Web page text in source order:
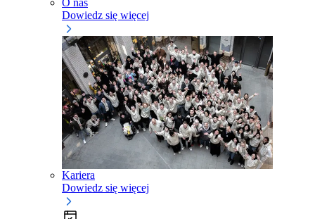
Dowiedz się więcej
Kariera
Dowiedz się więcej